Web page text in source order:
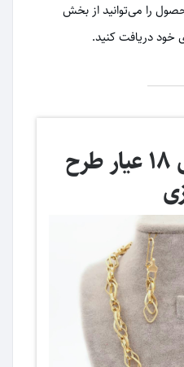
را می‌توانید از بخش
دریافت کنید.
نیم ست طلای 18 عیار طرح